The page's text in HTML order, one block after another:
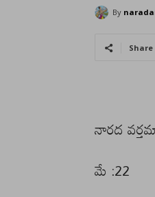
By
Share
నారద
మే :22